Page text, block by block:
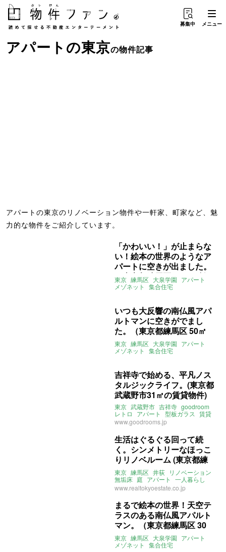
募集中 メニュー
アパートの東京の物件記事
アパートの東京のリノベーション物件や一軒家、町家など、魅
力的な物件をご紹介しています。
「かわいい！」が止まらな
い！絵本の世界のようなア
パートに空きが出ました。
（東京都練馬区 50㎡の賃
貸物件）
東京 練馬区 大泉学園 アパート
メゾネット
集合住宅
いつも大反響の南仏風アパ
ルトマンに空きがでまし
た。（東京都練馬区 50㎡
の賃貸物件）
東京 練馬区 大泉学園 アパート
メゾネット
集合住宅
吉祥寺で始める、平凡ノス
タルジックライフ。(東京都
武蔵野市31㎡の賃貸物件)
東京 武蔵野市 吉祥寺 goodroom
レトロ
アパート 型板ガラス 賃貸
www.goodrooms.jp
生活はぐるぐる回って続
く。シンメトリーなほっこ
りリノベルーム (東京都練
馬区48㎡の賃貸物件)
東京 練馬区 井荻 リノベーション
無垢床 庭 アパート
一人暮らし
二人暮らし
賃貸
www.realtokyoestate.co.jp
まるで絵本の世界！天空テ
ラスのある南仏風アパルト
マン。（東京都練馬区 30
㎡の賃貸物件）
東京 練馬区 大泉学園 アパート
メゾネット
集合住宅